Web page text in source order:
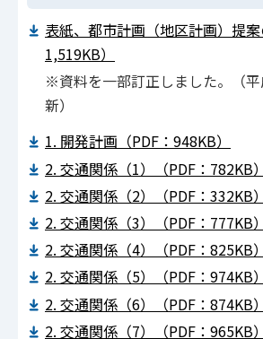
表紙、都市計画（地区計画）提案
1,519KB）
※資料を一部訂正しました。（
新）
1. 開発計画（PDF：948KB）
2. 交通関係（1）（PDF：782KB）
2. 交通関係（2）（PDF：332KB）
2. 交通関係（3）（PDF：777KB）
2. 交通関係（4）（PDF：825KB）
2. 交通関係（5）（PDF：974KB）
2. 交通関係（6）（PDF：874KB）
2. 交通関係（7）（PDF：965KB）